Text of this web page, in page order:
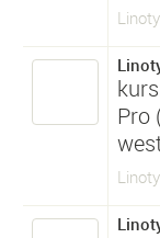
Pro